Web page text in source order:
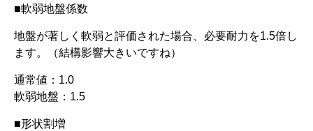
■軟弱地盤係数
地盤が著しく軟弱と評価された場合、必要耐力を1.5倍し
ます。（結構影響大きいですね）
通常値：1.0
軟弱地盤：1.5
■形状割増